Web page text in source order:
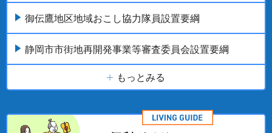
御伝鷹地区地域おこし協力隊員設置要綱
静岡市市街地再開発事業等審査委員会設置要綱
もっとみる